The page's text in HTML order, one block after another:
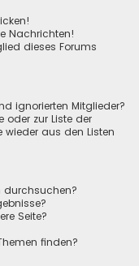
Nachrichten!
dieses Forums
ignorierten Mitglieder?
oder zur Liste der
aus den Listen
durchsuchen?
Seite?
finden?